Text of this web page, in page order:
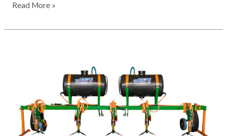
CULTIVADOR
LINHAS
Read More »